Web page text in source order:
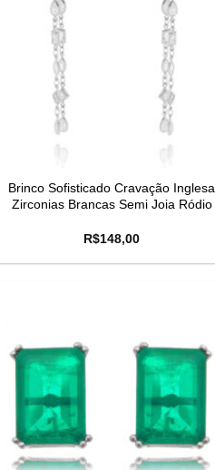
Brinco Sofisticado Cravação Inglesa
Zirconias Brancas Semi Joia Ródio
R$148,00